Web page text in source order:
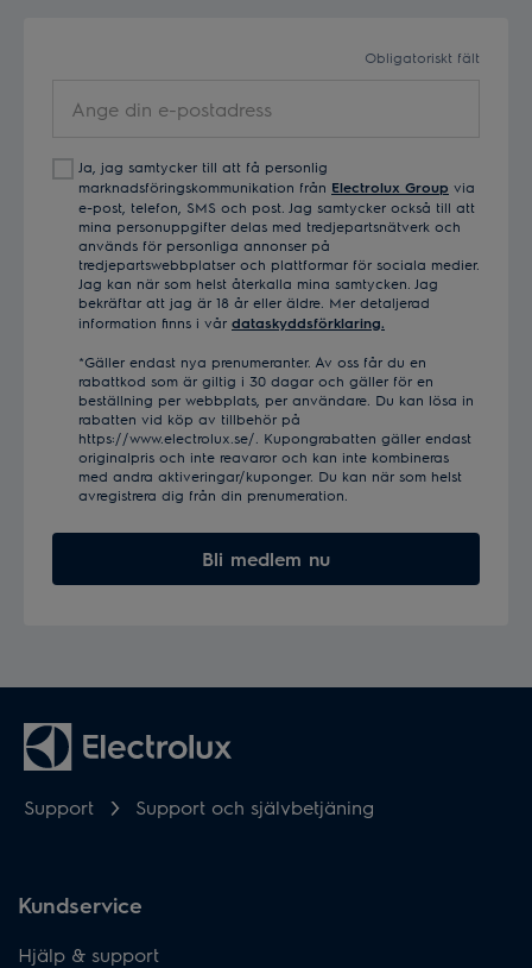
Obligatoriskt fält
din
postadress
Ja, jag samtycker till att få personlig
marknadsföringskommunikation från Electrolux Group via
e-post, telefon, SMS och post. Jag samtycker också till att
mina personuppgifter delas med tredjepartsnätverk och
används för personliga annonser på
tredjepartswebbplatser och plattformar för sociala medier.
Jag kan när som helst återkalla mina samtycken. Jag
bekräftar att jag är 18 år eller äldre. Mer detaljerad
information finns i vår dataskyddsförklaring.
*Gäller endast nya prenumeranter. Av oss får du en
rabattkod som är giltig i 30 dagar och gäller för en
beställning per webbplats, per användare. Du kan lösa in
rabatten vid köp av tillbehör på
https://www.electrolux.se/. Kupongrabatten gäller endast
originalpris och inte reavaror och kan inte kombineras
med andra aktiveringar/kuponger. Du kan när som helst
avregistrera dig från din prenumeration.
Bli medlem nu
Support Support och självbetjäning
Kundservice
Hjälp & support